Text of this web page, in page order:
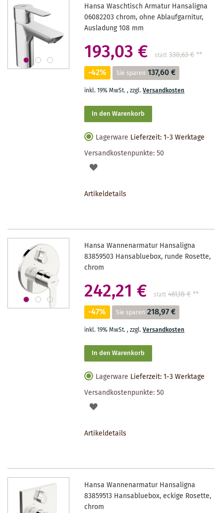
Hansa Waschtisch Armatur Hansaligna
06082203 chrom, ohne Ablaufgarnitur,
Ausladung 108 mm
193,03 € statt 330,63 €**
-42% Sie sparen 137,60 €
inkl. 19% MwSt.,zzgl.Versandkosten
In den Warenkorb
Lagerware Lieferzeit: 1-3 Werktage
Versandkostenpunkte:50
AUF
Artikeldetails
Hansa Wannenarmatur Hansaligna
83859503 Hansabluebox, runde Rosette,
chrom
242,21 € statt 461,18 €**
-47% Sie sparen 218,97 €
inkl. 19% MwSt.,zzgl.Versandkosten
In den Warenkorb
Lagerware Lieferzeit: 1-3 Werktage
Versandkostenpunkte:50
AUF
Artikeldetails
Hansa Wannenarmatur Hansaligna
83859513 Hansabluebox, eckige Rosette,
chrom